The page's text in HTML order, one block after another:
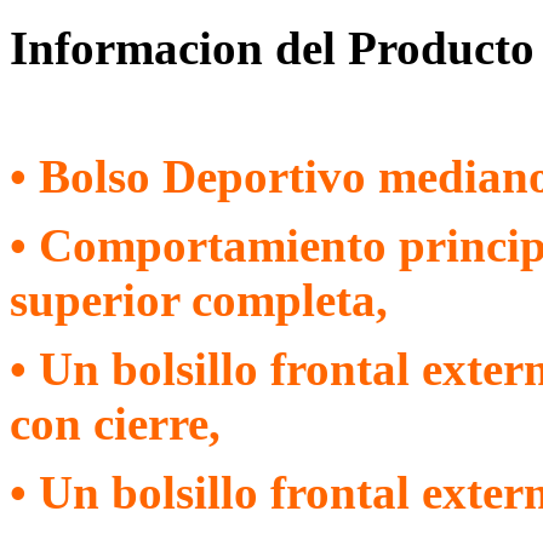
Informacion del Producto
• Bolso Deportivo
• Comportamiento
superior completa,
• Un bolsillo frontal
con cierre,
• Un bolsillo frontal